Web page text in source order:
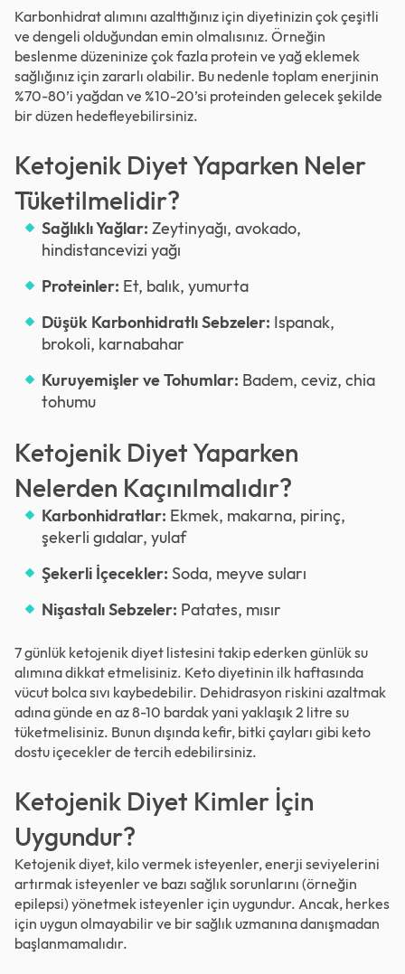
Karbonhidrat alımını azalttığınız için diyetinizin çok çeşitli
ve dengeli olduğundan emin olmalısınız. Örneğin
beslenme düzeninize çok fazla protein ve yağ eklemek
sağlığınız için zararlı olabilir. Bu nedenle toplam enerjinin
%70-80’i yağdan ve %10-20’si proteinden gelecek şekilde
bir düzen hedefleyebilirsiniz.
Ketojenik Diyet Yaparken Neler
Tüketilmelidir?
Sağlıklı Yağlar: Zeytinyağı, avokado,
hindistancevizi yağı
Proteinler: Et, balık, yumurta
Düşük Karbonhidratlı Sebzeler: Ispanak,
brokoli, karnabahar
Kuruyemişler ve Tohumlar: Badem, ceviz, chia
tohumu
Ketojenik Diyet Yaparken
Nelerden Kaçınılmalıdır?
Karbonhidratlar: Ekmek, makarna, pirinç,
şekerli gıdalar, yulaf
Şekerli İçecekler: Soda, meyve suları
Nişastalı Sebzeler: Patates, mısır
7 günlük ketojenik diyet listesini takip ederken günlük su
alımına dikkat etmelisiniz. Keto diyetinin ilk haftasında
vücut bolca sıvı kaybedebilir. Dehidrasyon riskini azaltmak
adına günde en az 8-10 bardak yani yaklaşık 2 litre su
tüketmelisiniz. Bunun dışında kefir, bitki çayları gibi keto
dostu içecekler de tercih edebilirsiniz.
Ketojenik Diyet Kimler İçin
Uygundur?
Ketojenik diyet, kilo vermek isteyenler, enerji seviyelerini
artırmak isteyenler ve bazı sağlık sorunlarını (örneğin
epilepsi) yönetmek isteyenler için uygundur. Ancak, herkes
için uygun olmayabilir ve bir sağlık uzmanına danışmadan
başlanmamalıdır.